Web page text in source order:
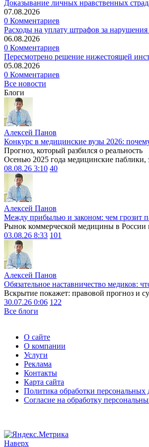
Доказывание личных нравственных
07.08.2026
0 Комментариев
Расходы на уплату штрафов за
06.08.2026
0 Комментариев
Пересмотрено решение нижестоящей
05.08.2026
0 Комментариев
Все новости
Блоги
Алексей Панов
Конкурс в медицинские вузы 2026:
Прогноз, который разбился о реальность
Осенью 2025 года медицинские паблики,
08.08.26 3:10 40
Алексей Панов
Между прибылью и законом: чем грозит
Рынок коммерческой медицины в России
03.08.26 8:33 101
Алексей Панов
Обязательное наставничество медиков:
Вскрытие покажет: правовой прогноз и
30.07.26 0:06 122
Все блоги
О сайте
О компании
Услуги
Реклама
Контакты
Карта сайта
Политика обработки персональных
Согласие на обработку
Наверх